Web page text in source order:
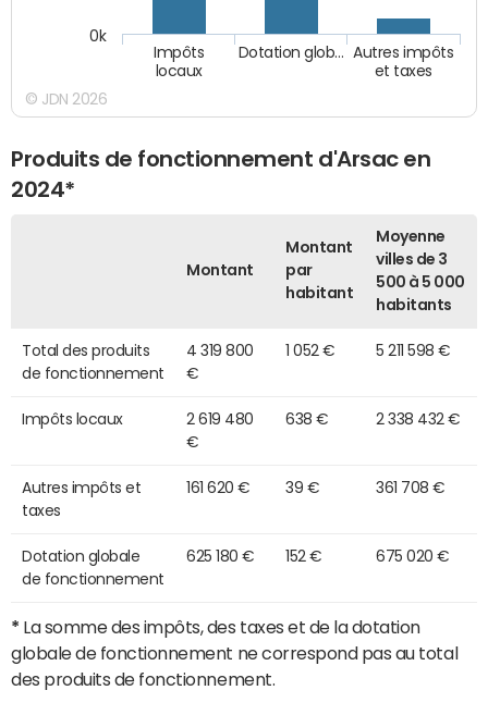
Autres impôts
et taxes
Dotation glob…
Impôts
locaux
0k
© JDN 2026
Produits de fonctionnement d'Arsac en
2024*
Montant
Montant
par
habitant
Moyenne
villes de 3
500 à 5 000
habitants
Total des produits
de fonctionnement
4 319 800
€
1 052 € 5 211 598 €
Impôts locaux
2 619 480
€
638 € 2 338 432 €
Autres impôts et
taxes
161 620 € 39 € 361 708 €
Dotation globale
de fonctionnement
625 180 € 152 € 675 020 €
* La somme des impôts, des taxes et de la dotation
globale de fonctionnement ne correspond pas au total
des produits de fonctionnement.